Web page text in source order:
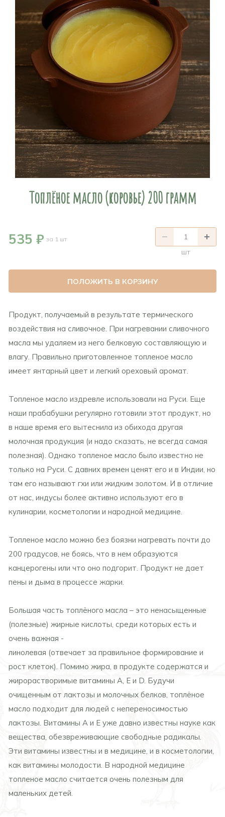
Топлёное масло (коровье) 200 грамм
535 ₽ за 1 шт
шт
ПОЛОЖИТЬ В КОРЗИНУ
Продукт, получаемый в результате термического
воздействия на сливочное. При нагревании сливочного
масла мы удаляем из него белковую составляющую и
влагу. Правильно приготовленное топленое масло
имеет янтарный цвет и легкий ореховый аромат.
Топленое масло издревле использовали на Руси. Еще
наши прабабушки регулярно готовили этот продукт, но
в наше время его вытеснила из обихода другая
молочная продукция (и надо сказать, не всегда самая
полезная). Однако топленое масло было известно не
только на Руси. С давних времен ценят его и в Индии, но
там его называют гхи или жидким золотом. И в отличие
от нас, индусы более активно используют его в
кулинарии, косметологии и народной медицине.
Топленое масло можно без боязни нагревать почти до
200 градусов, не боясь, что в нем образуются
канцерогены или что оно подгорит. Продукт не дает
пены и дыма в процессе жарки.
Большая часть топлёного масла – это ненасыщенные
(полезные) жирные кислоты, среди которых есть и
очень важная -
линолевая (отвечает за правильное формирование и
рост клеток). Помимо жира, в продукте содержатся и
жирорастворимые витамины А, Е и D. Будучи
очищенным от лактозы и молочных белков, топлёное
масло подходит для людей с непереносимостью
лактозы. Витамины А и Е уже давно известны науке как
вещества, обезвреживающие свободные радикалы.
Эти витамины известны и в медицине, и в косметологии,
как витамины молодости. В народной медицине
топленое масло считается очень полезным для
маленьких детей.